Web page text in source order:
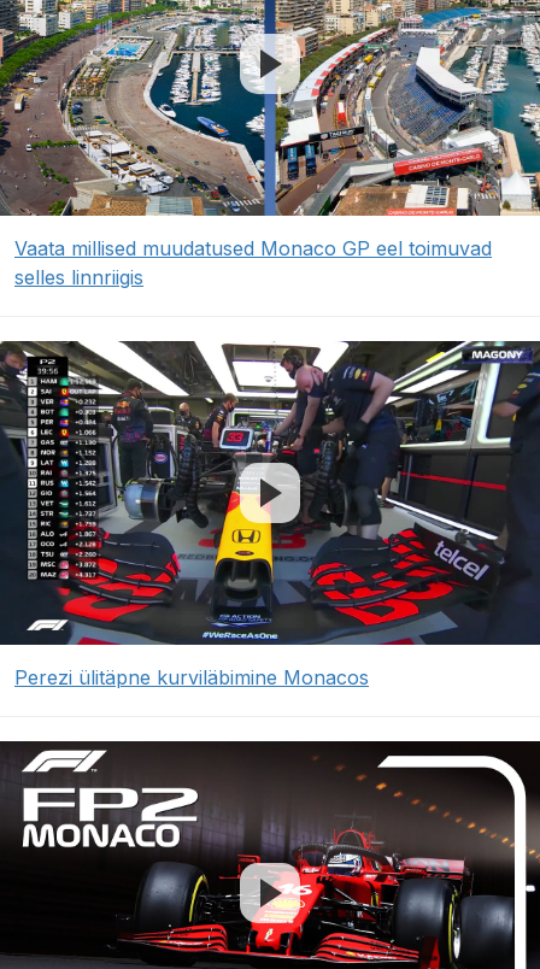
Vaata millised muudatused Monaco GP eel toimuvad
selles linnriigis
Perezi ülitäpne kurviläbimine Monacos